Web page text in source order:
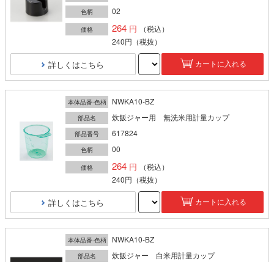
色柄 02
価格 264
（税込）
240円 （税抜）
詳しくはこちら カートに入れる
本体品番-色柄 NWKA10-BZ
部品名 炊飯ジャー用 無洗米用計量カップ
部品番号 617824
色柄 00
価格 264
（税込）
240円 （税抜）
詳しくはこちら カートに入れる
本体品番-色柄 NWKA10-BZ
部品名 炊飯ジャー 白米用計量カップ